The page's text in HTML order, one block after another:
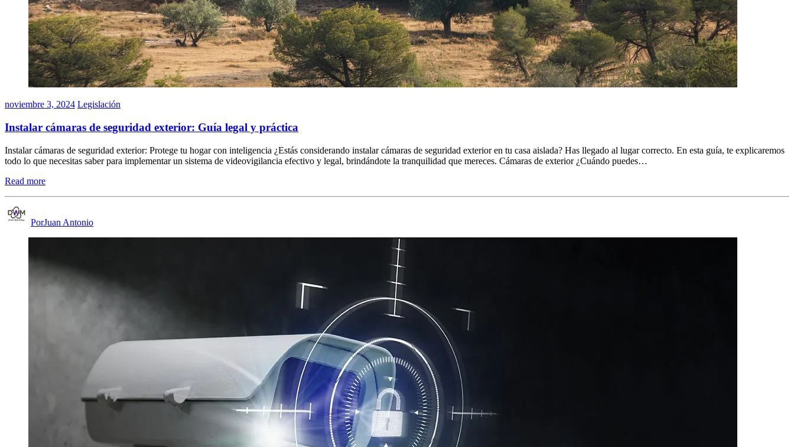
noviembre 3, 2024 Legislación
Instalar cámaras de seguridad exterior: Guía legal y práctica
Instalar cámaras de seguridad exterior: Protege tu hogar con inteligencia ¿Estás considerando instalar cámaras de seguridad exterior en tu casa aislada? Has llegado al lugar correcto. En esta guía, te explicaremos
todo lo que necesitas saber para implementar un sistema de videovigilancia efectivo y legal, brindándote la tranquilidad que mereces. Cámaras de exterior ¿Cuándo puedes…
Read more
PorJuan Antonio